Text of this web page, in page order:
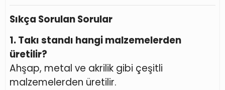
Sıkça Sorulan Sorular
1. Takı standı hangi malzemelerden
üretilir?
Ahşap, metal ve akrilik gibi çeşitli
malzemelerden üretilir.